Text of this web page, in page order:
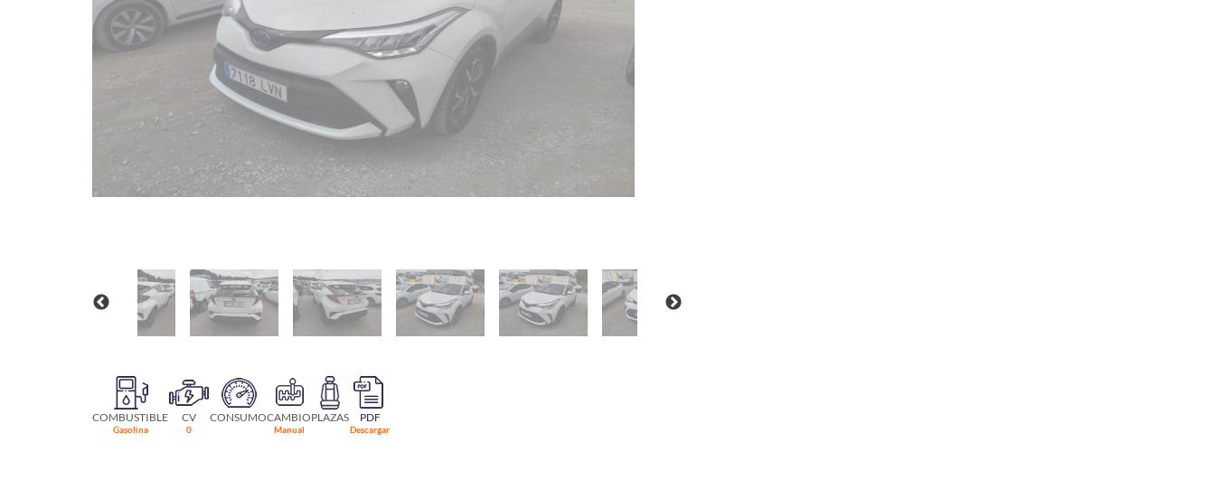
COMBUSTIBLE
Gasolina
CV
0
CONSUMOCAMBIO
Manual
PLAZAS PDF
Descargar